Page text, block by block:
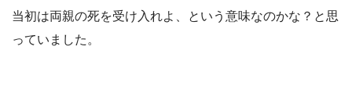
当初は両親の死を受け入れよ、という意味なのかな？と思
っていました。